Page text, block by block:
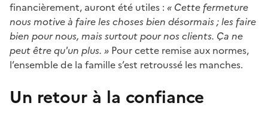
financièrement, auront été utiles : « Cette fermeture
nous motive à faire les choses bien désormais ; les faire
bien pour nous, mais surtout pour nos clients. Ça ne
peut être qu'un plus. » Pour cette remise aux normes,
l’ensemble de la famille s’est retroussé les manches.
Un retour à la confiance